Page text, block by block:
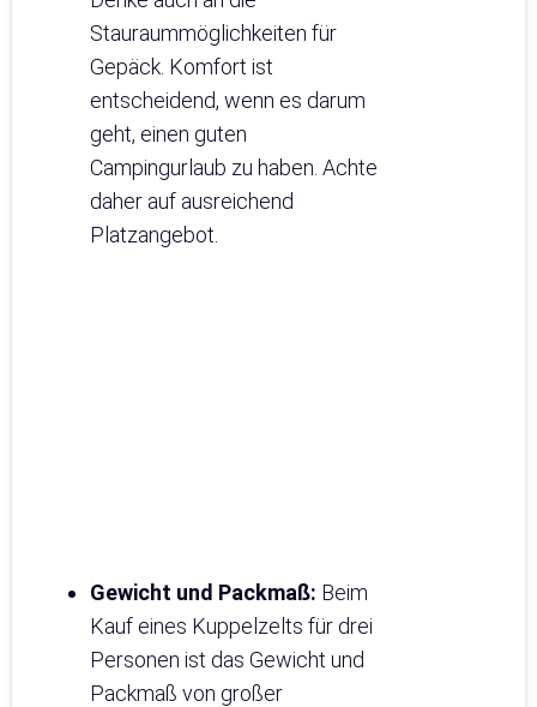
Stauraummöglichkeiten für
Gepäck. Komfort ist
entscheidend, wenn es darum
geht, einen guten
Campingurlaub zu haben. Achte
daher auf ausreichend
Platzangebot.
Gewicht und Packmaß: Beim
Kauf eines Kuppelzelts für drei
Personen ist das Gewicht und
Packmaß von großer